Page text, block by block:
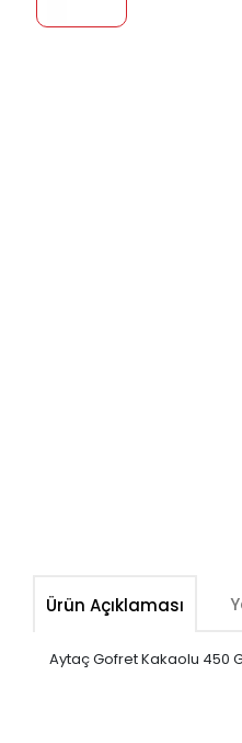
Ürün Açıklaması
Aytaç Gofret Kakaolu 450